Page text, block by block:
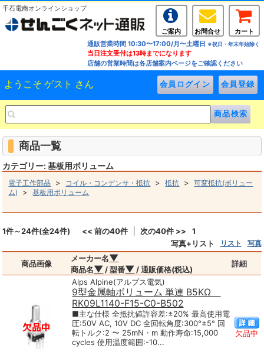
千石電商オンラインショップ
ご案内 お問合せ
カート
通販営業時間 10:30〜17:00/月〜土曜日 ※祝日・年末年始除く
当日注文受付は13時までになります
店舗の営業時間は各店舗案内ページをご確認ください
ようこそ ゲスト さん
商品一覧
カテゴリー: 基板用ボリューム
電子工作部品 > コイル・コンデンサ・抵抗 >抵抗 >可変抵抗(ボリュー
ム)
>基板用ボリューム
1件～24件(全24件) << 前の40件 次の40件 >>
1
写真+リスト
リスト 写真
商品画像
メーカー名▼
商品名▼ / 型番▼ / 通販価格(税込)
詳細
Alps Alpine(アルプス電気)
9型金属軸ボリューム 単連 B5KΩ
RK09L1140-F15-C0-B502
■主な仕様 全抵抗値許容差:±20% 最高使用電
圧:50V AC, 10V DC 全回転角度:300°±5° 回
転トルク:2 〜 25mN・m 動作寿命:15,000
cycles 使用温度範囲:-10...
欠品中